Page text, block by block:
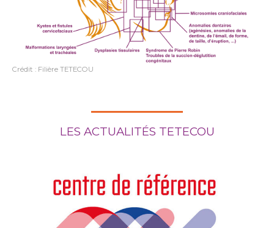
Crédit : Filière TETECOU
LES ACTUALITÉS TETECOU